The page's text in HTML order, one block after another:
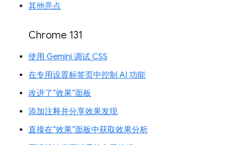
其他亮点
Chrome 131
使用 Gemini 调试 CSS
在专用设置标签页中控制 AI 功能
改进了“效果”面板
添加注释并分享效果发现
直接在“效果”面板中获取效果分析